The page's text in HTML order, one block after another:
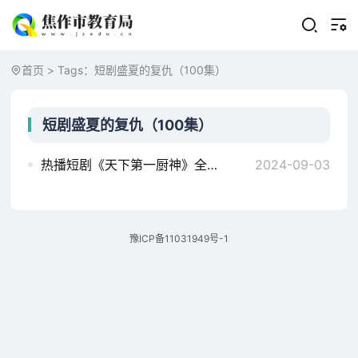
首页 > Tags：短剧盛夏的复仇（100集）
短剧盛夏的复仇（100集）
热播短剧《天下第一厨神》全集完整版剧情介绍，短剧盛夏的复仇，百集人生大戏血狼狂婿(100集) 2024-09-03
豫ICP备11031949号-1